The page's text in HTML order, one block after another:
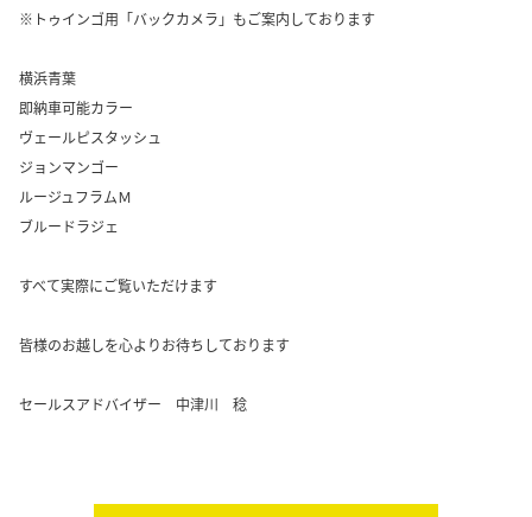
※トゥインゴ用「バックカメラ」もご案内しております
横浜青葉
即納車可能カラー
ヴェールピスタッシュ
ジョンマンゴー
ルージュフラムＭ
ブルードラジェ
すべて実際にご覧いただけます
皆様のお越しを心よりお待ちしております
セールスアドバイザー 中津川 稔